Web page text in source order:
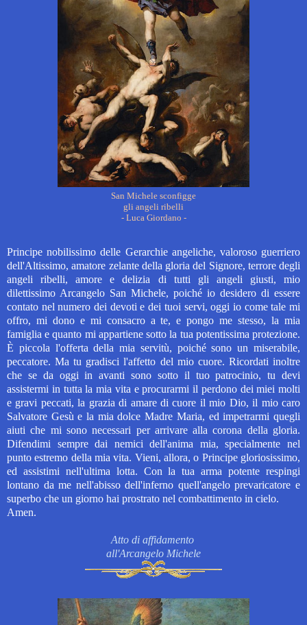
San Michele sconfigge
gli angeli ribelli
- Luca Giordano -
Principe nobilissimo delle Gerarchie angeliche, valoroso guerriero
dell'Altissimo, amatore zelante della gloria del Signore, terrore degli
angeli ribelli, amore e delizia di tutti gli angeli giusti, mio
dilettissimo Arcangelo San Michele, poiché io desidero di essere
contato nel numero dei devoti e dei tuoi servi, oggi io come tale mi
offro, mi dono e mi consacro a te, e pongo me stesso, la mia
famiglia e quanto mi appartiene sotto la tua potentissima protezione.
È piccola l'offerta della mia servitù, poiché sono un miserabile,
peccatore. Ma tu gradisci l'affetto del mio cuore. Ricordati inoltre
che se da oggi in avanti sono sotto il tuo patrocinio, tu devi
assistermi in tutta la mia vita e procurarmi il perdono dei miei molti
e gravi peccati, la grazia di amare di cuore il mio Dio, il mio caro
Salvatore Gesù e la mia dolce Madre Maria, ed impetrarmi quegli
aiuti che mi sono necessari per arrivare alla corona della gloria.
Difendimi sempre dai nemici dell'anima mia, specialmente nel
punto estremo della mia vita. Vieni, allora, o Principe gloriosissimo,
ed assistimi nell'ultima lotta. Con la tua arma potente respingi
lontano da me nell'abisso dell'inferno quell'angelo prevaricatore e
superbo che un giorno hai prostrato nel combattimento in cielo.
Amen.
Atto di affidamento
all'Arcangelo Michele